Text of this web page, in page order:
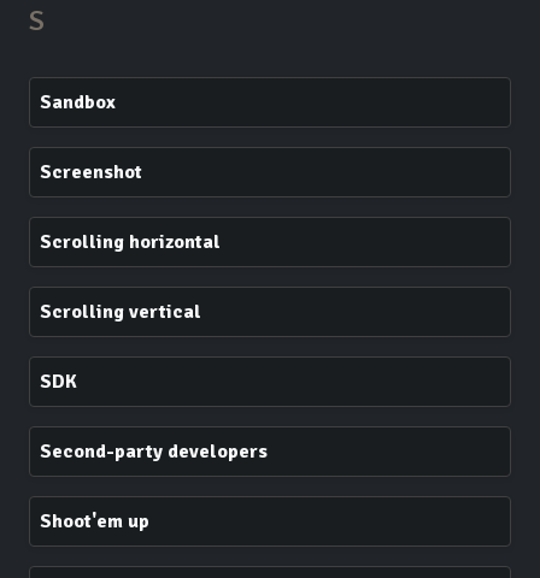
S
Sandbox
Screenshot
Scrolling horizontal
Scrolling vertical
SDK
Second-party developers
Shoot'em up